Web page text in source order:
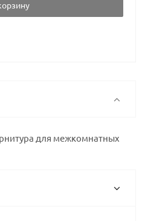
для межкомнатных